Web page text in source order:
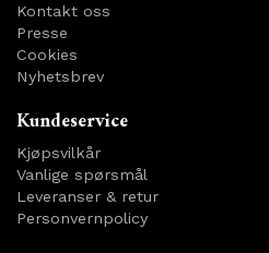
Kontakt oss
Presse
Cookies
Nyhetsbrev
Kundeservice
Kjøpsvilkår
Vanlige spørsmål
Leveranser & retur
Personvernpolicy